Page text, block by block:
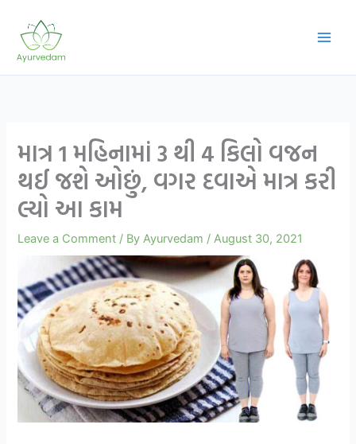
content
માત્ર 1 મહિનામાં 3 થી 4 કિલો વજન
થઈ જશે ઓછું, વગર દવાએ માત્ર કરી
લ્યો આ કામ
Leave a Comment / ByAyurvedam /August 30, 2021